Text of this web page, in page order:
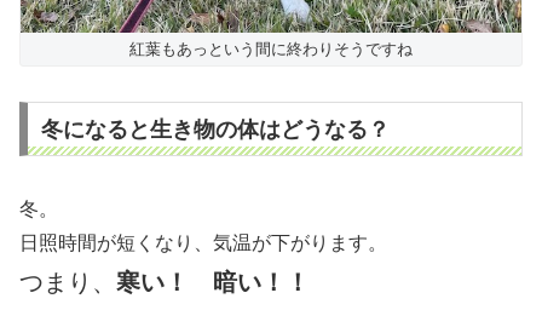
紅葉もあっという間に終わりそうですね
冬になると生き物の体はどうなる？
冬。
日照時間が短くなり、気温が下がります。
つまり、 寒い！ 暗い！！